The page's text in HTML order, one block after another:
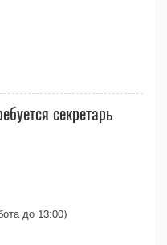
секретарь
до 13:00)